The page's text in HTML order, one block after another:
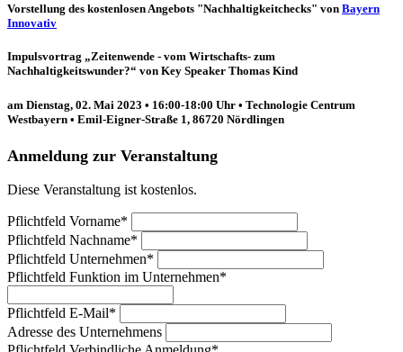
Vorstellung des kostenlosen Angebots "Nachhaltigkeitchecks" von Bayern
Innovativ
Impulsvortrag „Zeitenwende - vom Wirtschafts- zum
Nachhaltigkeitswunder?“ von Key Speaker Thomas Kind
am Dienstag, 02. Mai 2023 • 16:00-18:00 Uhr • Technologie Centrum
Westbayern • Emil-Eigner-Straße 1, 86720 Nördlingen
Anmeldung zur Veranstaltung
Diese Veranstaltung ist kostenlos.
Pflichtfeld Vorname*
Pflichtfeld Nachname*
Pflichtfeld Unternehmen*
Pflichtfeld Funktion im Unternehmen*
Pflichtfeld E-Mail*
Adresse des Unternehmens